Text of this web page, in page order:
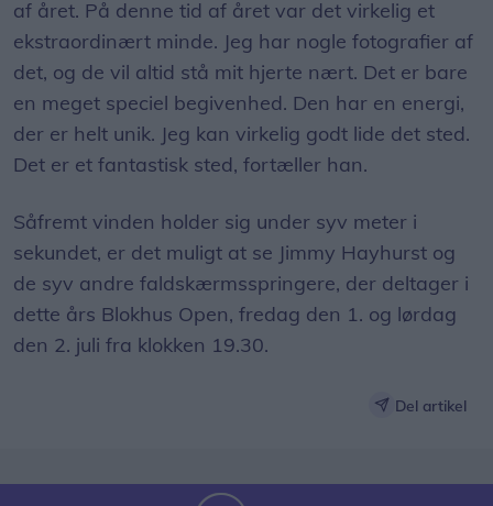
af året. På denne tid af året var det virkelig et
ekstraordinært minde. Jeg har nogle fotografier af
det, og de vil altid stå mit hjerte nært. Det er bare
en meget speciel begivenhed. Den har en energi,
der er helt unik. Jeg kan virkelig godt lide det sted.
Det er et fantastisk sted, fortæller han.
Såfremt vinden holder sig under syv meter i
sekundet, er det muligt at se Jimmy Hayhurst og
de syv andre faldskærmsspringere, der deltager i
dette års Blokhus Open, fredag den 1. og lørdag
den 2. juli fra klokken 19.30.
Del artikel